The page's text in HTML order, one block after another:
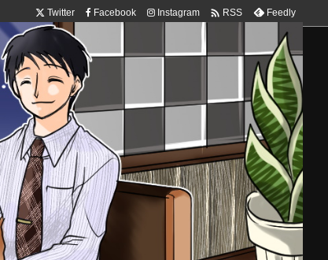
Twitter Facebook Instagram  RSS Feedly